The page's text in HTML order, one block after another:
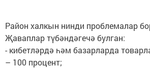
Район халкын нинди проблемалар
Җаваплар түбәндәгечә булган:
- кибетләрдә һәм базарларда
– 100 процент;